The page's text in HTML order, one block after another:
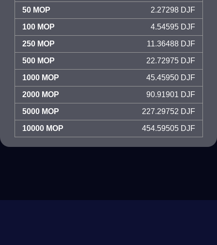
50 MOP 2.27298 DJF
100 MOP 4.54595 DJF
250 MOP 11.36488 DJF
500 MOP 22.72975 DJF
1000 MOP 45.45950 DJF
2000 MOP 90.91901 DJF
5000 MOP 227.29752 DJF
10000 MOP 454.59505 DJF